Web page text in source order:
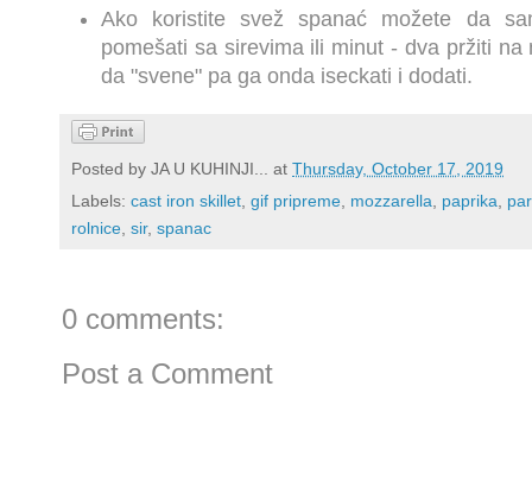
Ako koristite svež spanać možete da
pomešati sa sirevima ili minut - dva pržiti na
da "svene" pa ga onda iseckati i dodati.
Posted by JA U KUHINJI... at Thursday, October 17, 2019
Labels: cast iron skillet, gif pripreme, mozzarella, paprika,
rolnice, sir, spanac
0 comments:
Post a Comment